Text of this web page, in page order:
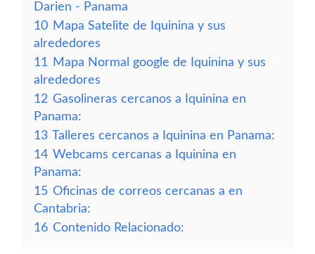
Darien - Panama
10 Mapa Satelite de Iquinina y sus
alrededores
11
Mapa Normal google de Iquinina y sus
alrededores
12 Gasolineras cercanos a Iquinina en
Panama:
13 Talleres cercanos a Iquinina en Panama:
14 Webcams cercanas a Iquinina en
Panama:
15 Oficinas de correos cercanas a en
Cantabria:
16 Contenido Relacionado: